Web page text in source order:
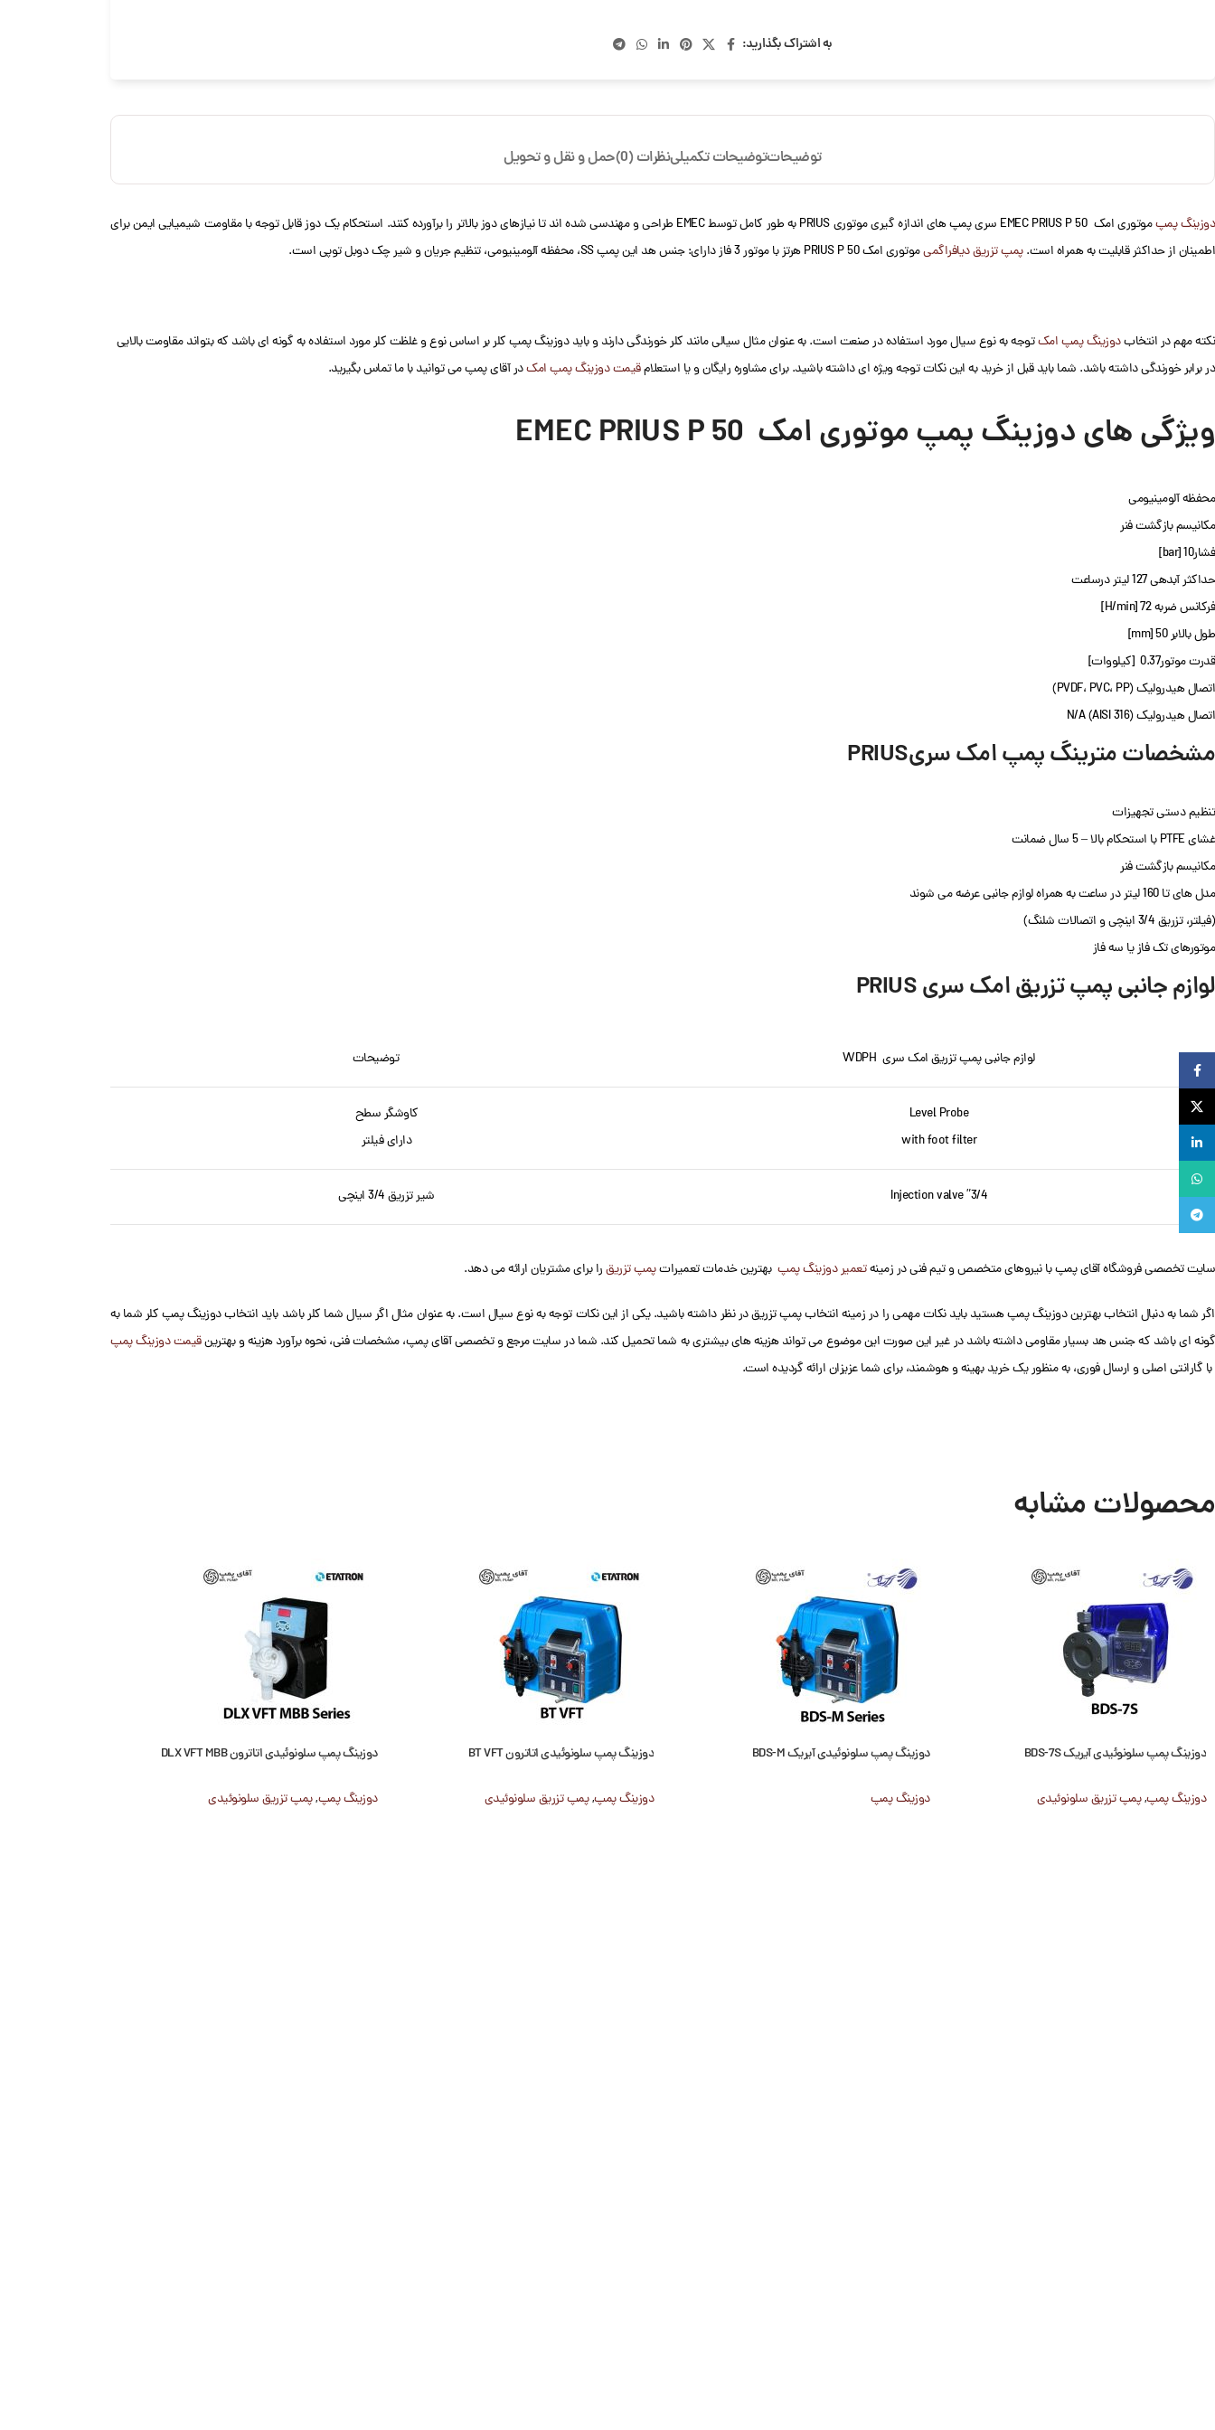
به اشتراک بگذارید:
توضیحاتتوضیحات تکمیلینظرات (0) حمل و نقل و تحویل
دوزینگ پمپ
موتوری امک EMEC PRIUS P 50 سری پمپ های اندازه گیری موتوری PRIUS به طور کامل توسط EMEC طراحی و مهندسی شده اند تا نیازهای دوز بالاتر را برآورده کنند. استحکام یک دوز قابل توجه با مقاومت شیمیایی ایمن برای
اطمینان از حداکثر قابلیت به همراه است.پمپ تزریق دیافراگمیموتوری امک PRIUS P 50 هرتز با موتور 3 فاز دارای: جنس هد این پمپ SS، محفظه آلومینیومی، تنظیم جریان و شیر چک دوبل توپی است.
نکته مهم در انتخابدوزینگ پمپ امکتوجه به نوع سیال مورد استفاده در صنعت است. به عنوان مثال سیالی مانند کلر خورندگی دارند و باید دوزینگ پمپ کلر بر اساس نوع و غلظت کلر مورد استفاده به گونه ای باشد که بتواند مقاومت بالایی
در برابر خورندگی داشته باشد. شما باید قبل از خرید به این نکات توجه ویژه ای داشته باشید. برای مشاوره رایگان و یا استعلامقیمت دوزینگ پمپ امکدر آقای پمپ می توانید با ما تماس بگیرید.
ویژگی های دوزینگ پمپ موتوری امک EMEC PRIUS P 50
محفظه آلومینیومی
مکانیسم بازگشت فنر
فشار10 [bar]
حداکثر آبدهی 127 لیتر درساعت
فرکانس ضربه 72 [H/min]
طول بالابر 50 [mm]
قدرت موتور0.37 [کیلووات]
اتصال هیدرولیک (PVDF، PVC، PP)
اتصال هیدرولیک (AISI 316) N/A
مشخصات مترینگ پمپ امک سریPRIUS
تنظیم دستی تجهیزات
غشای PTFE با استحکام بالا – 5 سال ضمانت
مکانیسم بازگشت فنر
مدل های تا 160 لیتر در ساعت به همراه لوازم جانبی عرضه می شوند
(فیلتر، تزریق 3/4 اینچی و اتصالات شلنگ)
موتورهای تک فاز یا سه فاز
لوازم جانبی پمپ تزریق امک سریPRIUS
لوازم جانبی پمپ تزریق امک سری WDPH توضیحات
Level Probe
with foot filter
کاوشگر سطح
دارای فیلتر
3/4” Injection valve شیر تزریق 3/4 اینچی
سایت تخصصی فروشگاه آقای پمپ با نیروهای متخصص و تیم فنی در زمینهتعمیر دوزینگ پمپ بهترین خدمات تعمیراتپمپ تزریقرا برای مشتریان ارائه می دهد.
اگر شما به دنبال انتخاب بهترین دوزینگ پمپ هستید باید نکات مهمی را در زمینه انتخاب پمپ تزریق در نظر داشته باشید. یکی از این نکات توجه به نوع سیال است. به عنوان مثال اگر سیال شما کلر باشد باید انتخاب دوزینگ پمپ کلر شما به
گونه ای باشد که جنس هد بسیار مقاومی داشته باشد در غیر این صورت این موضوع می تواند هزینه های بیشتری به شما تحمیل کند. شما در سایت مرجع و تخصصی آقای پمپ، مشخصات فنی، نحوه برآورد هزینه و بهترینقیمت دوزینگ پمپ
با گارانتی اصلی و ارسال فوری، به منظور یک خرید بهینه و هوشمند، برای شما عزیزان ارائه گردیده است.
محصولات مشابه
دوزینگ پمپ سلونوئیدی آیریک BDS-7S
دوزینگ پمپ,پمپ تزریق سلونوئیدی
دوزینگ پمپ سلونوئیدی آیریک BDS-M
دوزینگ پمپ
دوزینگ پمپ سلونوئیدی اتاترون BT VFT
دوزینگ پمپ,پمپ تزریق سلونوئیدی
دوزینگ پمپ سلونوئیدی اتاترون DLX VFT MBB
دوزینگ پمپ,پمپ تزریق سلونوئیدی